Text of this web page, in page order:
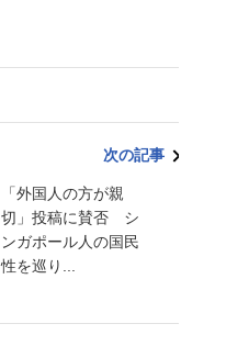
次の記事
「外国人の方が親
切」投稿に賛否 シ
ンガポール人の国民
性を巡り...